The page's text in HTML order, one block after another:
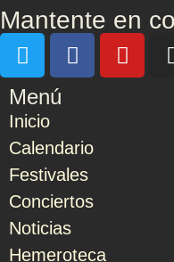
Mantente en
Menú
Inicio
Calendario
Festivales
Conciertos
Noticias
Hemeroteca